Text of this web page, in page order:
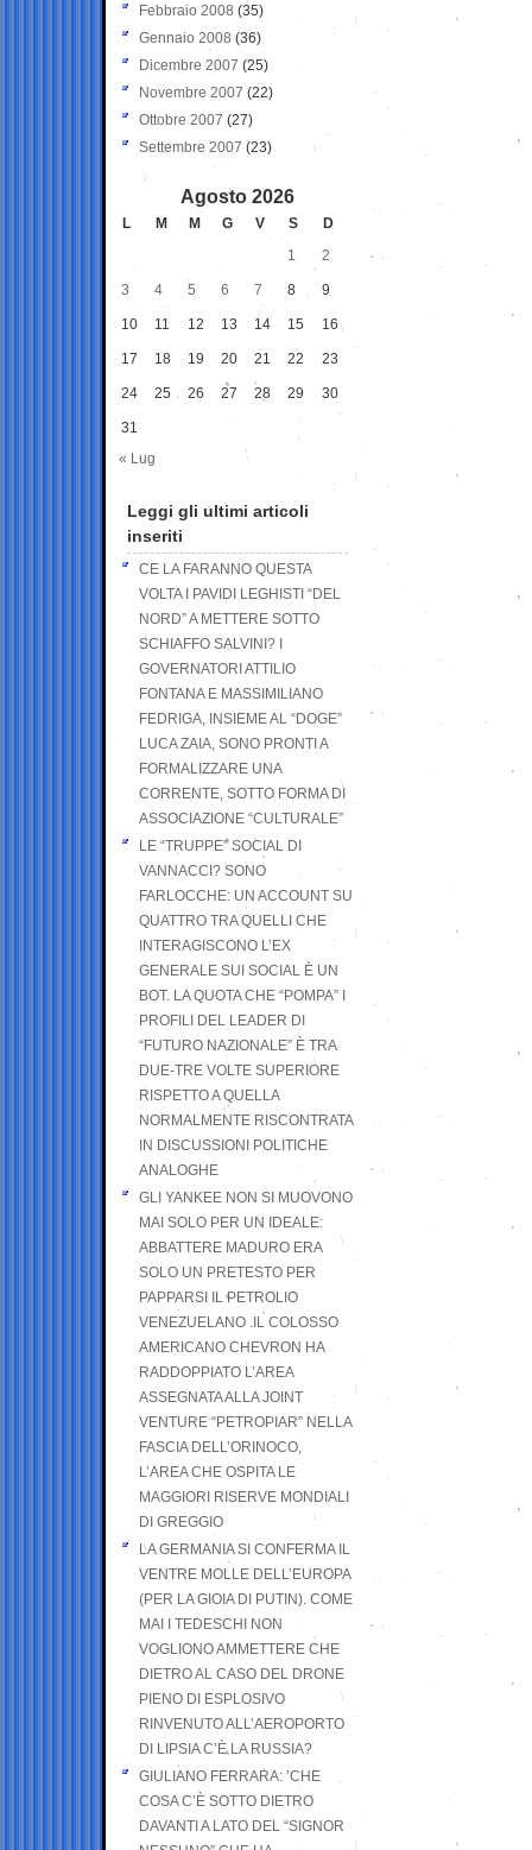
Febbraio 2008 (35)
Gennaio 2008 (36)
Dicembre 2007 (25)
Novembre 2007 (22)
Ottobre 2007 (27)
Settembre 2007 (23)
Agosto 2026
L M M G V S
D
1
2
3 4 5 6 7 8 9
10 11 12 13 14 15 16
17 18 19 20 21 22 23
24 25 26 27 28 29 30
31
« Lug
Leggi gli ultimi articoli
inseriti
CE LA FARANNO QUESTA
VOLTA I PAVIDI LEGHISTI “DEL
NORD” A METTERE SOTTO
SCHIAFFO SALVINI? I
GOVERNATORI ATTILIO
FONTANA E MASSIMILIANO
FEDRIGA, INSIEME AL “DOGE”
LUCA ZAIA, SONO PRONTI A
FORMALIZZARE UNA
CORRENTE, SOTTO FORMA DI
ASSOCIAZIONE “CULTURALE”
LE “TRUPPE” SOCIAL DI
VANNACCI? SONO
FARLOCCHE: UN ACCOUNT SU
QUATTRO TRA QUELLI CHE
INTERAGISCONO L’EX
GENERALE SUI SOCIAL È UN
BOT. LA QUOTA CHE “POMPA” I
PROFILI DEL LEADER DI
“FUTURO NAZIONALE” È TRA
DUE-TRE VOLTE SUPERIORE
RISPETTO A QUELLA
NORMALMENTE RISCONTRATA
IN DISCUSSIONI POLITICHE
ANALOGHE
GLI YANKEE NON SI MUOVONO
MAI SOLO PER UN IDEALE:
ABBATTERE MADURO ERA
SOLO UN PRETESTO PER
PAPPARSI IL PETROLIO
VENEZUELANO .IL COLOSSO
AMERICANO CHEVRON HA
RADDOPPIATO L’AREA
ASSEGNATA ALLA JOINT
VENTURE “PETROPIAR” NELLA
FASCIA DELL’ORINOCO,
L’AREA CHE OSPITA LE
MAGGIORI RISERVE MONDIALI
DI GREGGIO
LA GERMANIA SI CONFERMA IL
VENTRE MOLLE DELL’EUROPA
(PER LA GIOIA DI PUTIN). COME
MAI I TEDESCHI NON
VOGLIONO AMMETTERE CHE
DIETRO AL CASO DEL DRONE
PIENO DI ESPLOSIVO
RINVENUTO ALL’AEROPORTO
DI LIPSIA C’È LA RUSSIA?
GIULIANO FERRARA: ’CHE
COSA C’È SOTTO DIETRO
DAVANTI A LATO DEL “SIGNOR